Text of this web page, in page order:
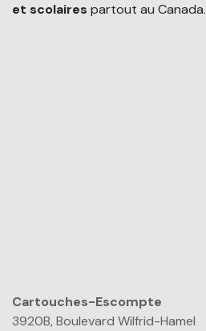
et scolaires partout au Canada.
Cartouches-Escompte
3920B, Boulevard Wilfrid-Hamel